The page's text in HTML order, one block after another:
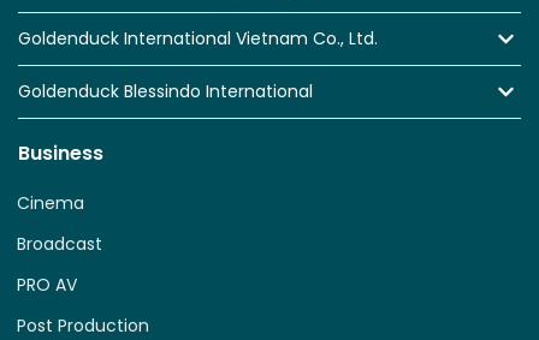
Goldenduck International Vietnam Co., Ltd.
Goldenduck Blessindo International
Business
Post Production
PRO AV
Broadcast
Cinema